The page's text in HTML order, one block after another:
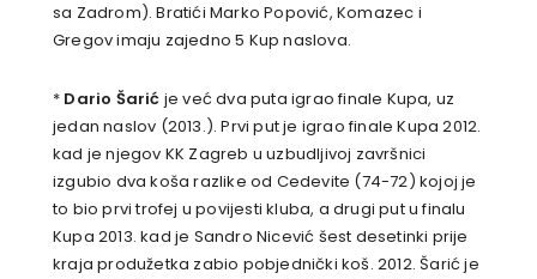
sa Zadrom). Bratići Marko Popović, Komazec i
Gregov imaju zajedno 5 Kup naslova.
* Dario Šarić je već dva puta igrao finale Kupa, uz
jedan naslov (2013.). Prvi put je igrao finale Kupa 2012.
kad je njegov KK Zagreb u uzbudljivoj završnici
izgubio dva koša razlike od Cedevite (74-72) kojoj je
to bio prvi trofej u povijesti kluba, a drugi put u finalu
Kupa 2013. kad je Sandro Nicević šest desetinki prije
kraja produžetka zabio pobjednički koš. 2012. Šarić je